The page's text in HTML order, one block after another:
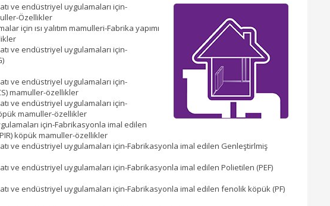
ve endüstriyel uygulamaları için-
Özellikler
için ısı yalıtım mamulleri-Fabrika yapımı
ve endüstriyel uygulamaları için-
ve endüstriyel uygulamaları için-
mamuller-özellikler
ve endüstriyel uygulamaları için-
mamuller-özellikler
için-Fabrikasyonla imal edilen
köpük mamuller-özellikler
ve endüstriyel uygulamaları için-Fabrikasyonla imal edilen Genleştirlmiş
ve endüstriyel uygulamaları için-Fabrikasyonla imal edilen Polietilen (PEF)
ve endüstriyel uygulamaları için-Fabrikasyonla imal edilen fenolik köpük (PF)